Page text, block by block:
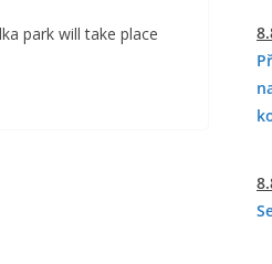
park will take place